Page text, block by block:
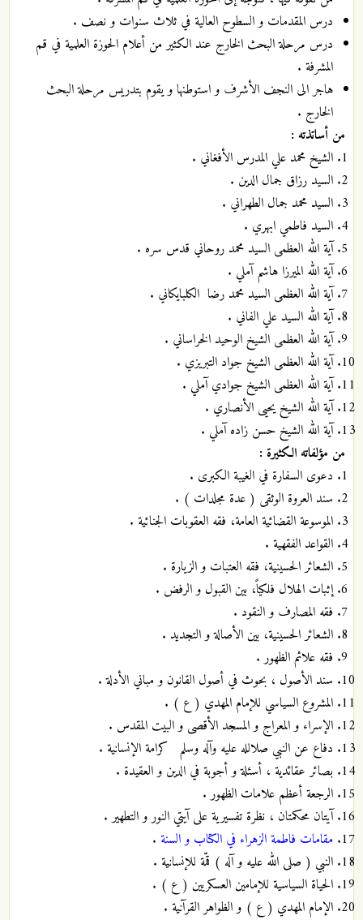
درس المقدمات و السطوح العالية في ثلاث سنوات و نصف .
درس مرحلة البحث الخارج عند الكثير من أعلام الحوزة العلمية في قم
المشرفة .
هاجر الى النجف الأشرف و استوطنها و يقوم بتدريس مرحلة البحث
الخارج .
من أساتذته :
الشيخ محمد علي المدرس الأفغاني .
السيد رزاق جمال الدين .
السيد محمد جمال الطهراني .
السيد فاطمي ابهري .
آية الله العظمى السيد محمد روحاني قدس سره .
آية الله الميرزا هاشم آملي .
آية الله العظمى السيد محمد رضا الكلبايكاني .
آية الله السيد علي الفاني .
آية الله العظمى الشيخ الوحيد الخراساني .
آية الله العظمى الشيخ جواد التبريزي .
آية الله العظمى الشيخ جوادي آملي .
آية الله الشيخ يحيى الأنصاري .
آية الله الشيخ حسن زاده آملي .
من مؤلفاته الكثيرة :
دعوى السفارة في الغيبة الكبرى .
سند العروة الوثقى ( عدة مجلدات ) .
الموسوعة القضائية العامة، فقه العقوبات الجنائية .
القواعد الفقهية .
الشعائر الحسينية، فقه العتبات و الزيارة .
إثبات الهلال فلكياً، بين القبول و الرفض .
فقه المصارف و النقود .
الشعائر الحسينية، بين الأصالة و التجديد .
فقه علائم الظهور .
سند الأصول ، بحوث في أصول القانون و مباني الأدلة .
المشروع السياسي للإمام المهدي ( ع ) .
الإسراء و المعراج و المسجد الأقصى و البيت المقدس .
دفاع عن النبي صلالله عليه وآله وسلم كرامة الإنسانية .
بصائر عقائدية ، أسئلة و أجوبة في الدين و العقيدة .
الرجعة أعظم علامات الظهور .
آيتان محكمتان ، نظرة تفسيرية على آيتي النور و التطهير .
مقامات فاطمة الزهراء في الكتاب و السنة .
النبي ( صلى الله عليه و آله ) قمّة للإنسانية .
الحياة السياسية للإمامين العسكريين ( ع ) .
الإمام المهدي ( ع ) و الظواهر القرآنية .